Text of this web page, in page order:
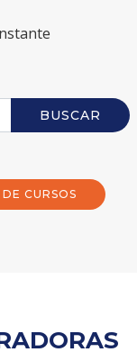
BUSCAR
CURSOS